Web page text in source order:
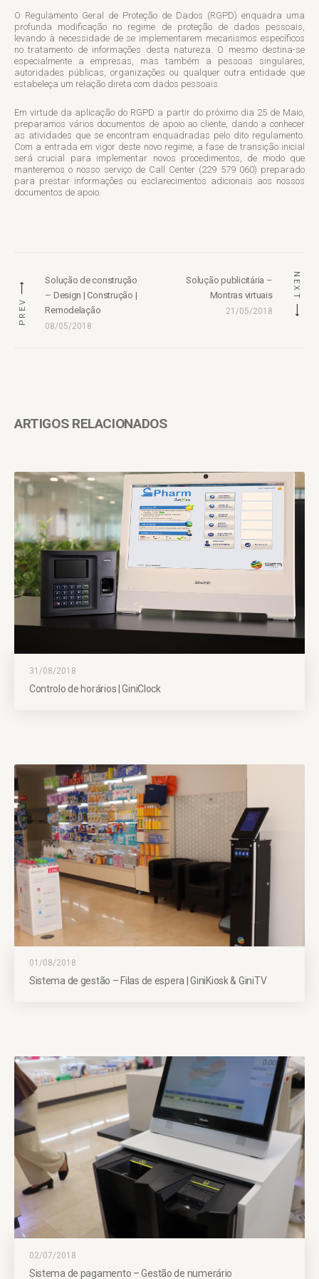
O Regulamento Geral de Proteção de Dados (RGPD) enquadra uma
profunda modificação no regime de proteção de dados pessoais,
levando à necessidade de se implementarem mecanismos específicos
no tratamento de informações desta natureza. O mesmo destina-se
especialmente a empresas, mas também a pessoas singulares,
autoridades públicas, organizações ou qualquer outra entidade que
estabeleça um relação direta com dados pessoais.
Em virtude da aplicação do RGPD a partir do próximo dia 25 de Maio,
preparamos vários documentos de apoio ao cliente, dando a conhecer
as atividades que se encontram enquadradas pelo dito regulamento.
Com a entrada em vigor deste novo regime, a fase de transição inicial
será crucial para implementar novos procedimentos, de modo que
manteremos o nosso serviço de Call Center (229 579 060) preparado
para prestar informações ou esclarecimentos adicionais aos nossos
documentos de apoio.
de
artigos
PREV
Previous
post:
Solução de construção
– Design | Construção |
Remodelação
08/05/2018
NEXT
Solução publicitária –
Montras virtuais
21/05/2018
31/08/2018
Controlo de horários | GiniClock
01/08/2018
Sistema de gestão – Filas de espera | GiniKiosk & GiniTV
02/07/2018
Sistema de pagamento – Gestão de numerário